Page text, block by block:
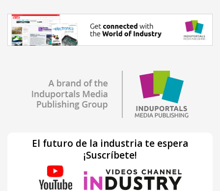
El futuro de la industria te espera
¡Suscríbete!